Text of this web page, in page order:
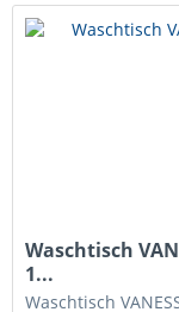
Waschtisch
1...
Waschtisch